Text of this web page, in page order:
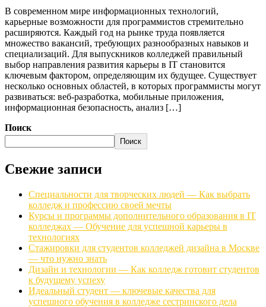
В современном мире информационных технологий,
карьерные возможности для программистов стремительно
расширяются. Каждый год на рынке труда появляется
множество вакансий, требующих разнообразных навыков и
специализаций. Для выпускников колледжей правильный
выбор направления развития карьеры в IT становится
ключевым фактором, определяющим их будущее. Существует
несколько основных областей, в которых программисты могут
развиваться: веб-разработка, мобильные приложения,
информационная безопасность, анализ […]
Поиск
Поиск
Свежие записи
Специальности для творческих людей — Как выбрать
колледж и профессию своей мечты
Курсы и программы дополнительного образования в IT
колледжах — Обучение для успешной карьеры в
технологиях
Стажировки для студентов колледжей дизайна в Москве
— что нужно знать
Дизайн и технологии — Как колледж готовит студентов
к будущему успеху
Идеальный студент — ключевые качества для
успешного обучения в колледже сестринского дела